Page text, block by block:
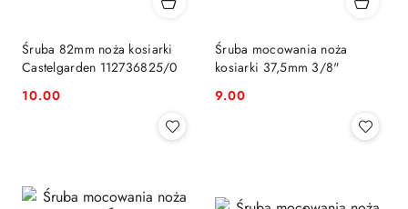
Śruba 82mm noża kosiarki
Castelgarden 112736825/0
Cena:
10.00
Śruba mocowania noża
kosiarki 37,5mm 3/8"
Cena:
9.00